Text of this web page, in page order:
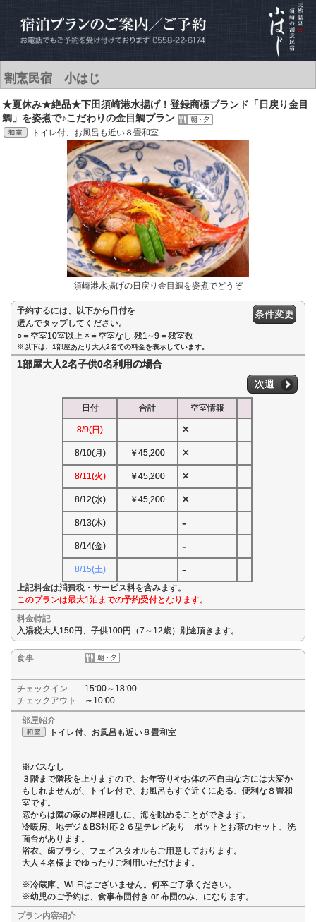
割烹民宿 小はじ
★夏休み★絶品★下田須崎港水揚げ！登録商標ブランド「日戻り金目
鯛」を姿煮で♪こだわりの金目鯛プラン
トイレ付、お風呂も近い８畳和室
須崎港水揚げの日戻り金目鯛を姿煮でどうぞ
予約するには、以下から日付を
選んでタップしてください。
○＝空室10室以上 ×＝空室なし 残1∼9＝残室数
条件変更
※以下は、1部屋あたり大人2名での料金を表示しています。
1部屋大人2名子供0名利用の場合
次週
日付 合計 空室情報
8/9(日) ×
8/10(月) ￥45,200 ×
8/11(火) ￥45,200 ×
8/12(水) ￥45,200 ×
8/13(木) -
8/14(金) -
8/15(土) -
上記料金は消費税・サービス料を含みます。
このプランは最大1泊までの予約受付となります。
料金特記
入湯税大人150円、子供100円（7～12歳）別途頂きます。
食事
チェックイン
15:00～18:00
チェックアウト
～10:00
部屋紹介
トイレ付、お風呂も近い８畳和室
※バスなし
３階まで階段を上りますので、お年寄りやお体の不自由な方には大変か
もしれませんが、トイレ付で、お風呂もすぐ近くにある、便利な８畳和
室です。
窓からは隣の家の屋根越しに、海を眺めることができます。
冷暖房、地デジ＆BS対応２６型テレビあり ポットとお茶のセット、洗
面台があります。
浴衣、歯ブラシ、フェイスタオルもご用意しております。
大人４名様までゆったりご利用いただけます。
※冷蔵庫、Wi-Fiはございません。何卒ご了承ください。
※幼児のご予約は、食事布団付き or 布団のみ、になります。
プラン内容紹介